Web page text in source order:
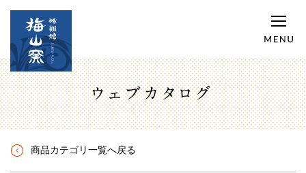
ウェブカタログ
商品カテゴリ一覧へ戻る